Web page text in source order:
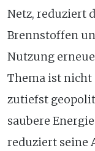
Netz, reduziert
Brennstoffen
Nutzung
Thema ist nicht
zutiefst
saubere
reduziert seine